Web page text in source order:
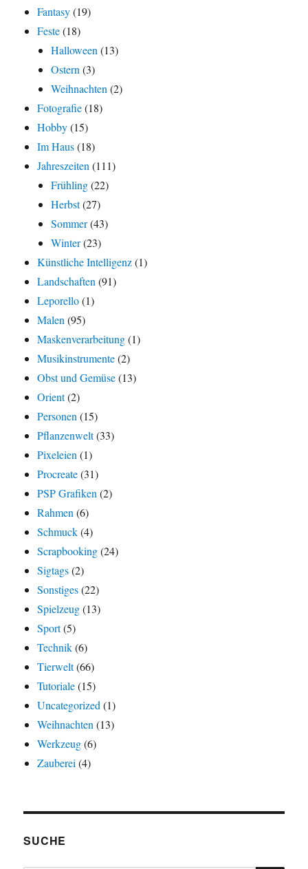
Fantasy(19)
Feste(18)
Halloween(13)
Ostern(3)
Weihnachten(2)
Fotografie(18)
Hobby(15)
Im Haus(18)
Jahreszeiten(111)
Frühling(22)
Herbst(27)
Sommer(43)
Winter(23)
Künstliche Intelligenz(1)
Landschaften(91)
Leporello(1)
Malen(95)
Maskenverarbeitung(1)
Musikinstrumente(2)
Obst und Gemüse(13)
Orient(2)
Personen(15)
Pflanzenwelt(33)
Pixeleien(1)
Procreate(31)
PSP Grafiken(2)
Rahmen(6)
Schmuck(4)
Scrapbooking(24)
Sigtags(2)
Sonstiges(22)
Spielzeug(13)
Sport(5)
Technik(6)
Tierwelt(66)
Tutoriale(15)
Uncategorized(1)
Weihnachten(13)
Werkzeug(6)
Zauberei(4)
SUCHE